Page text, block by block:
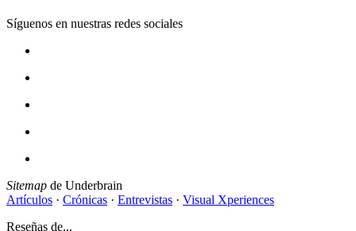
Síguenos en nuestras redes sociales
Sitemap de Underbrain
Artículos · Crónicas · Entrevistas · Visual Xperiences
Reseñas de...